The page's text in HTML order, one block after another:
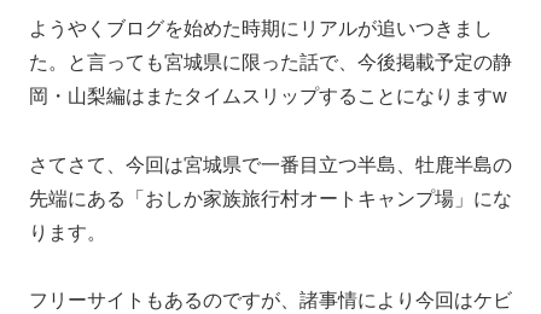
ようやくブログを始めた時期にリアルが追いつきまし
た。と言っても宮城県に限った話で、今後掲載予定の静
岡・山梨編はまたタイムスリップすることになりますw
さてさて、今回は宮城県で一番目立つ半島、牡鹿半島の
先端にある「おしか家族旅行村オートキャンプ場」にな
ります。
フリーサイトもあるのですが、諸事情により今回はケビ